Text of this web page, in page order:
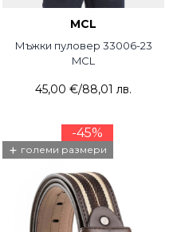
MCL
Мъжки пуловер 33006-23
MCL
45,00 €/88,01 лв.
-45%
+ големи размери